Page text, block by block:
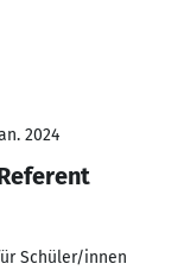
2024
Schüler/innen